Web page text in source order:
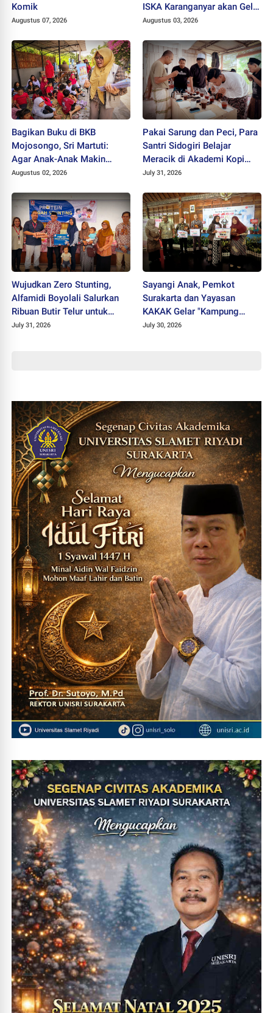
Komik
Augustus 07, 2026
ISKA Karanganyar akan Gelar
"Mlampah Ziarah"
Augustus 03, 2026
Bagikan Buku di BKB
Mojosongo, Sri Martuti:
Agar Anak-Anak Makin
Kreatif
Augustus 02, 2026
Pakai Sarung dan Peci, Para
Santri Sidogiri Belajar
Meracik di Akademi Kopi
Santri
July 31, 2026
Wujudkan Zero Stunting,
Alfamidi Boyolali Salurkan
Ribuan Butir Telur untuk
Balita Sleman
July 31, 2026
Sayangi Anak, Pemkot
Surakarta dan Yayasan
KAKAK Gelar "Kampung
Keren Tanpa Rokok Award
July 30, 2026